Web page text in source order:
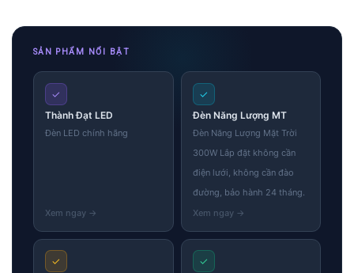
SẢN PHẨM NỔI BẬT
✓
Thành Đạt LED
Đèn LED chính hãng
✓
Đèn Năng Lượng MT
Đèn Năng Lượng Mặt Trời
300W Lắp đặt không cần
điện lưới, không cần đào
đường, bảo hành 24 tháng.
✓ ✓